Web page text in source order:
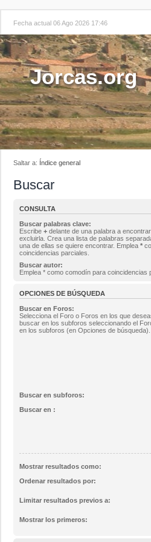
Fecha actual 06 Ago 2026 17:46
Jorcas.org
Saltar a: Índice general
Buscar
CONSULTA
Buscar palabras clave:
Escribe + delante de una palabra a
excluirla. Crea una lista de palabras
una de ellas se quiere encontrar. Emplea *
coincidencias parciales.
Buscar autor:
Emplea * como comodín para coincidencias
OPCIONES DE BÚSQUEDA
Buscar en Foros:
Selecciona el Foro o Foros en los que
buscar en los subforos seleccionando el
en los subforos (en Opciones de búsqueda).
Buscar en subforos:
Buscar en :
Mostrar resultados como:
Ordenar resultados por:
Limitar resultados previos a:
Mostrar los primeros: